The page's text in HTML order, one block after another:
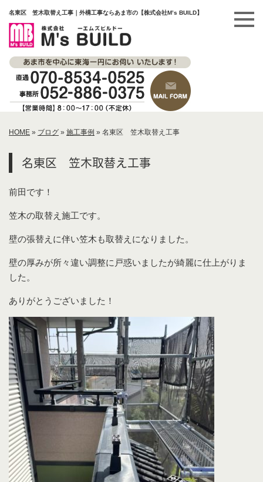
名東区 笠木取替え工事｜外構工事ならあま市の【株式会社M’s BUILD】
HOME » ブログ » 施工事例 » 名東区 笠木取替え工事
名東区 笠木取替え工事
前田です！
笠木の取替え施工です。
壁の張替えに伴い笠木も取替えになりました。
壁の厚みが所々違い調整に戸惑いましたが綺麗に仕上がりま
した。
ありがとうございました！